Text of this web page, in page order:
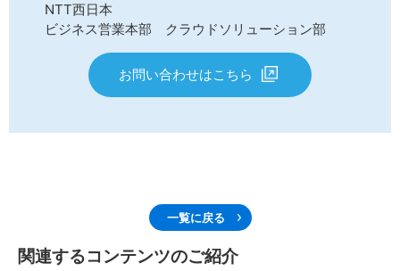
NTT西日本
ビジネス営業本部 クラウドソリューション部
お問い合わせはこちら
一覧に戻る
関連するコンテンツのご紹介